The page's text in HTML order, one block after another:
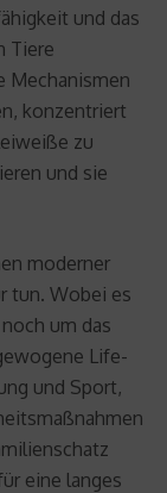
und das
Tiere
Mechanismen
konzentriert
zu
und sie
moderner
tun. Wobei es
um das
Life-
und Sport,
eine langes